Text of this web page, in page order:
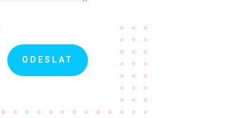
ODESLAT